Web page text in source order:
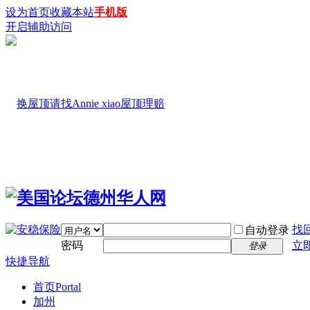
设为首页收藏本站手机版
开启辅助访问
自动登录 找
密码
登录
立
快捷导航
首页Portal
加州